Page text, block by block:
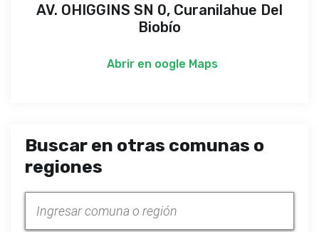
AV. OHIGGINS SN 0, Curanilahue Del
Biobío
Abrir en oogle Maps
Buscar en otras comunas o
regiones